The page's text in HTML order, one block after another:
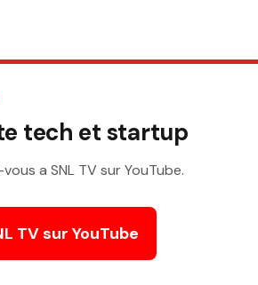
tech et startup
a SNL TV sur YouTube.
TV sur YouTube